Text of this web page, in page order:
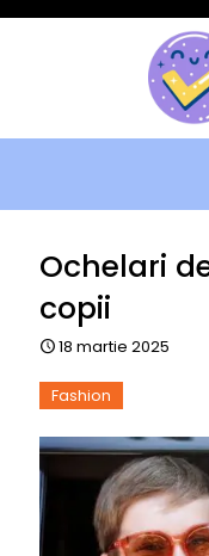
Ochelari
copii
18 martie 2025
Fashion